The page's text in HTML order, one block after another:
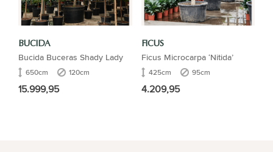
BUCIDA
Bucida Buceras Shady Lady
650cm 120cm
15.999,95
FICUS
Ficus Microcarpa ‘Nitida’
425cm 95cm
4.209,95